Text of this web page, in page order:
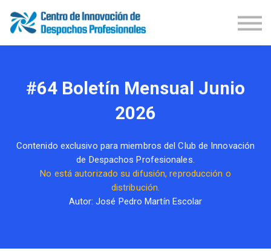
Demos Productos
Congresos
Publicaciones
Suscríbete
#64 Boletín Mensual Junio
2026
Contenido exclusivo para miembros del Club de Innovación
de Despachos Profesionales.
No está autorizado su difusión, reproducción o
distribución.
Autor: José Pedro Martín Escolar